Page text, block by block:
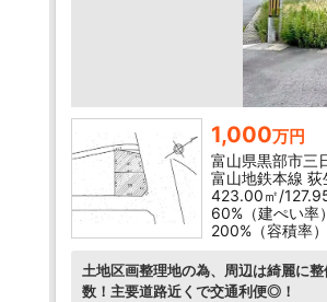
1,000万円
富山県黒部市三
富山地鉄本線
423.00㎡/
60%（建ぺい率）
200%（容積率）
土地区画整理地の為、周辺は綺麗に
数！主要道路近くで交通利便◎！